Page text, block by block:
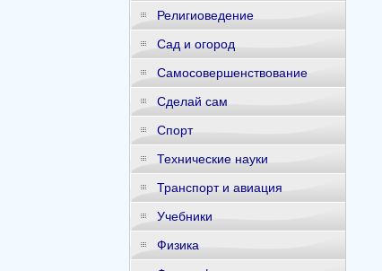
Религиоведение
Сад и огород
Самосовершенствование
Сделай сам
Спорт
Технические науки
Транспорт и авиация
Учебники
Физика